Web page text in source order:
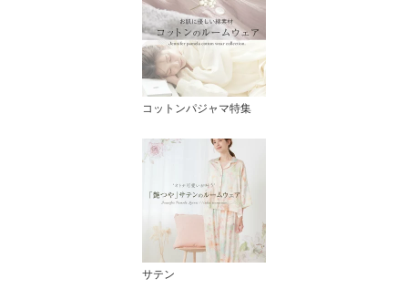
コットンパジャマ特集
サテン